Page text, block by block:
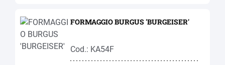
FORMAGGIO BURGUS 'BURGEISER'
Cod.: KA54F